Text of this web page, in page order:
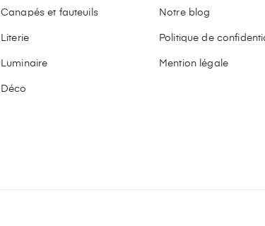
Canapés et fauteuils
Literie
Luminaire
Déco
Notre blog
Politique de
Mention légale